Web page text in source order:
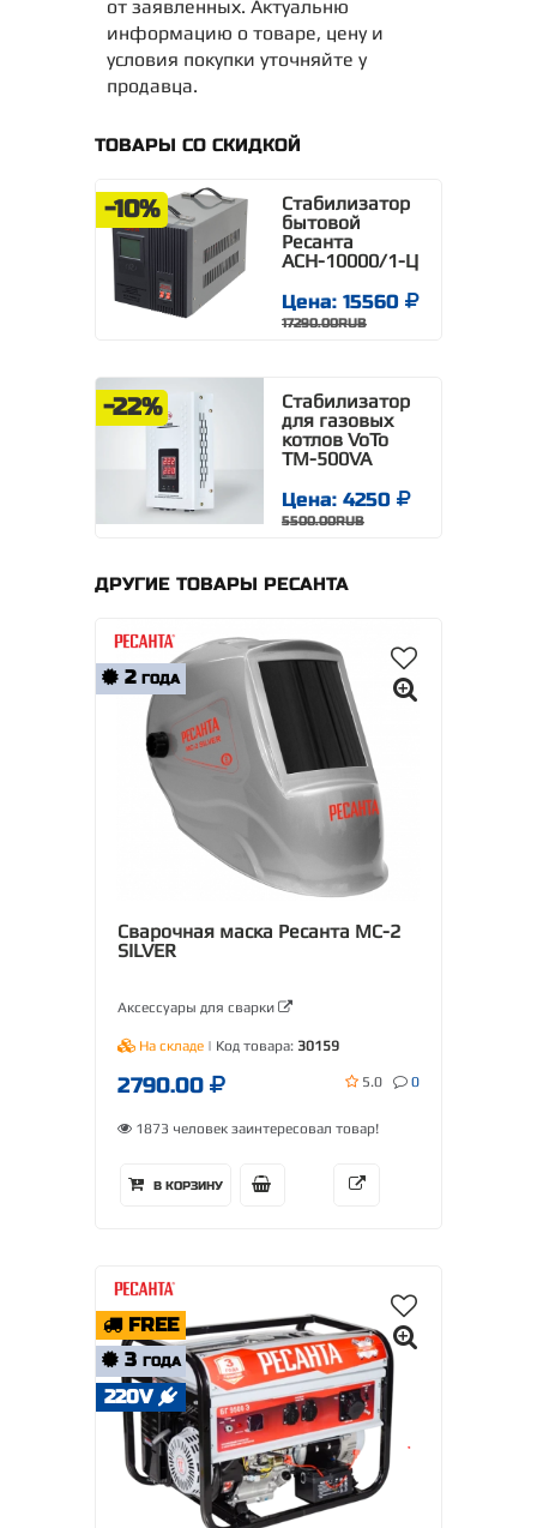
от заявленных. Актуальню
информацию о товаре, цену и
условия покупки уточняйте у
продавца.
ТОВАРЫ СО СКИДКОЙ
-10%
Стабилизатор
бытовой
Ресанта
АСН-10000/1-Ц
Цена: 15560
17290.00RUB
-22%
Стабилизатор
для газовых
котлов VoTo
TM-500VA
Цена: 4250
5500.00RUB
ДРУГИЕ ТОВАРЫ РЕСАНТА
2 ГОДА
Сварочная маска Ресанта МС-2
SILVER
Аксессуары для сварки
На складе | Код товара: 30159
2790.00 5.0 0
1873 человек заинтересовал товар!
В КОРЗИНУ
FREE
3
ГОДА
220V